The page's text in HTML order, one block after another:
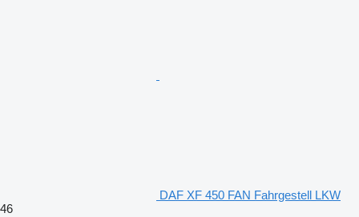
DAF XF 450 FAN Fahrgestell LKW
46